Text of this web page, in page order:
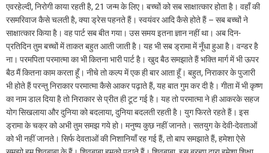
एवरहेल्दी, निरोगी काया रहती है, 21 जन्म के लिए। बच्चों को सब साक्षात्कार होता है। वहाँ की
रसमरिवाज कैसे चलती है, क्या ड्रेस पहनते हैं। स्वयंवर आदि कैसे होते हैं – सब बच्चों ने
साक्षात्कार किया है। वह पार्ट सब बीत गया। उस समय इतना ज्ञान नहीं था। अब दिन-
प्रतिदिन तुम बच्चों में ताकत बहुत आती जाती है। यह भी सब ड्रामा में नूँधा हुआ है। वन्डर है
ना। परमपिता परमात्मा का भी कितना भारी पार्ट है। खुद बैठ समझाते हैं भक्ति मार्ग में भी ऊपर
बैठ मैं कितना काम करता हूँ। नीचे तो कल्प में एक ही बार आता हूँ। बहुत, निराकार के पुजारी
भी होते हैं परन्तु निराकार परमात्मा कैसे आकर पढ़ाते हैं, यह बात गुम कर दी है। गीता में भी कृष्ण
का नाम डाल दिया है तो निराकार से प्रीत ही टूट गई है। यह तो परमात्मा ने ही आकरके सहज
योग सिखलाया और दुनिया को बदलाया, दुनिया बदलती रहती है। युग फिरते रहते हैं। इस
ड्रामा के चक्र को अभी तुम समझ गये हो। मनुष्य कुछ नहीं जानते। सतयुग के देवी-देवताओं
को भी नहीं जानते। सिर्फ देवताओं की निशानियाँ रह गई हैं, तो बाप समझाते हैं, हमेशा ऐसे